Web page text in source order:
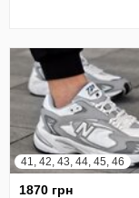
41, 42, 43, 44, 45, 46
1870 грн